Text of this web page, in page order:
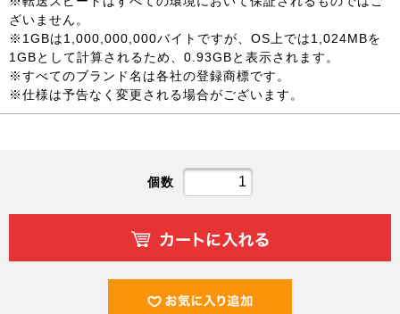
ざいません。
※1GBは1,000,000,000バイトですが、OS上では1,024MBを
1GBとして計算されるため、0.93GBと表示されます。
※すべてのブランド名は各社の登録商標です。
※仕様は予告なく変更される場合がございます。
個数